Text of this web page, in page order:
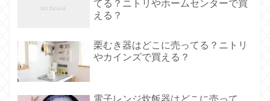
てる？ニトリやホームセンターで買
える？
栗むき器はどこに売ってる？ニトリ
やカインズで買える？
電子レンジ炊飯器はどこに売って